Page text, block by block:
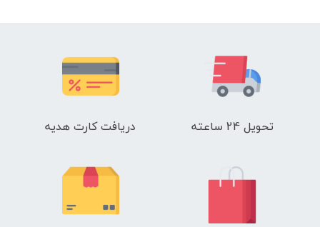
تحویل 24 ساعته دریافت کارت هدیه